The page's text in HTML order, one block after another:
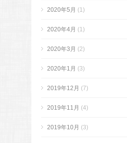
2020年5月 (1)
2020年4月 (1)
2020年3月 (2)
2020年1月 (3)
2019年12月 (7)
2019年11月 (4)
2019年10月 (3)